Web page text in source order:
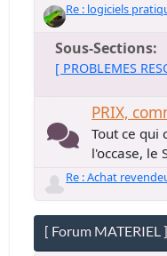
Re : logiciels
Sous-Sections
[ PROBLEMES
PRIX,
Tout ce qui
l'occase, le
Re : Achat
[ Forum MATERIEL ]